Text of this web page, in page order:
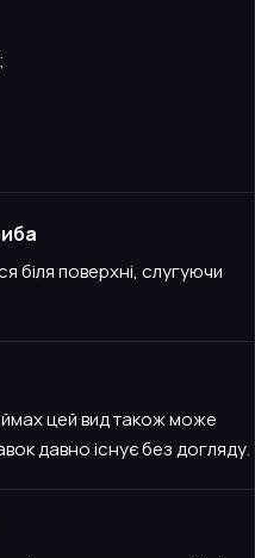
біля поверхні, слугуючи
цей вид також може
давно існує без догляду.